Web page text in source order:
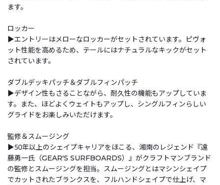
ます。
ロッカー
▶エントリーはメローなロッカーがセットされています。ピヴォ
ット性能を高めるため、テールにはナチュラルなキックがセット
されています。
ダブルデッキパッチ＆ダブルフィンパッチ
▶デザイン性もさることながら、耐久性の機能もアップしていま
す。また、ほどよくウェイトもアップし、シングルフィンらしい
グライドをお楽しみいただけます。
監修＆スムージング
▶50年以上のシェイプキャリアをほこる、湘南のレジェンド『遠
藤勇一氏（GEAR'S SURFBOARDS）』がクラフトマンブランド
の監修とスムージングを担当。スムージングとはマシンシェイプ
でカットされたブランクスを、フルハンドシェイプで仕上げ、マ